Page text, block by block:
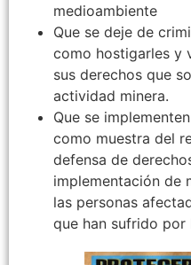
medioambiente
Que se deje de
como hostigarles y
sus derechos que
actividad minera.
Que se
como muestra del
defensa de
implementación de
las personas
que han sufrido por